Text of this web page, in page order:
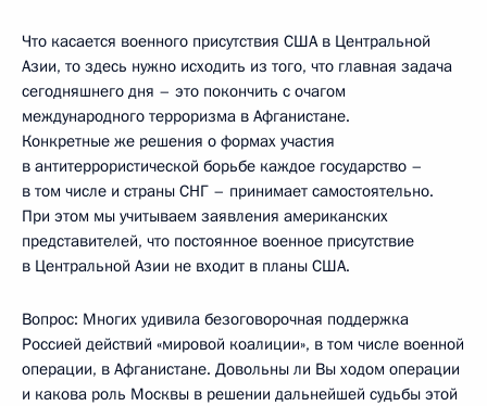
Что касается военного присутствия США в Центральной
Азии, то здесь нужно исходить из того, что главная задача
сегодняшнего дня – это покончить с очагом
международного терроризма в Афганистане.
Конкретные же решения о формах участия
в антитеррористической борьбе каждое государство –
в том числе и страны СНГ – принимает самостоятельно.
При этом мы учитываем заявления американских
представителей, что постоянное военное присутствие
в Центральной Азии не входит в планы США.
Вопрос: Многих удивила безоговорочная поддержка
Россией действий «мировой коалиции», в том числе военной
операции, в Афганистане. Довольны ли Вы ходом операции
и какова роль Москвы в решении дальнейшей судьбы этой